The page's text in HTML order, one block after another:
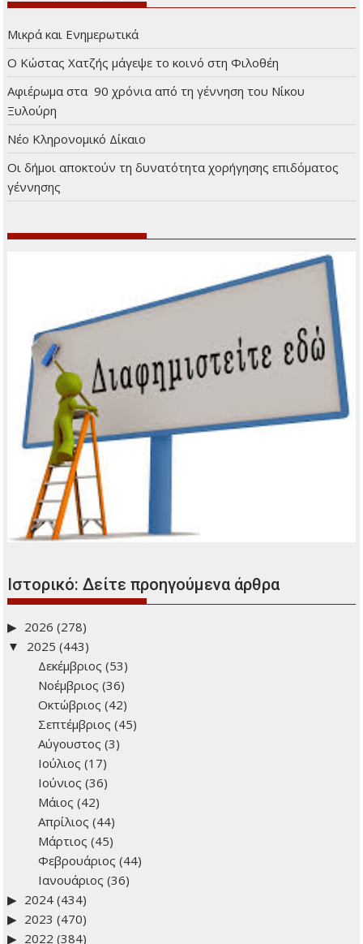
Μικρά και Ενημερωτικά
Ο Κώστας Χατζής μάγεψε το κοινό στη Φιλοθέη
Αφιέρωμα στα 90 χρόνια από τη γέννηση του Νίκου
Ξυλούρη
Νέο Κληρονομικό Δίκαιο
Οι δήμοι αποκτούν τη δυνατότητα χορήγησης επιδόματος
γέννησης
Ιστορικό: Δείτε προηγούμενα άρθρα
2026 (278)
2025 (443)
Δεκέμβριος (53)
Νοέμβριος (36)
Οκτώβριος (42)
Σεπτέμβριος (45)
Αύγουστος (3)
Ιούλιος (17)
Ιούνιος (36)
Μάιος (42)
Απρίλιος (44)
Μάρτιος (45)
Φεβρουάριος (44)
Ιανουάριος (36)
2024 (434)
2023 (470)
2022 (384)